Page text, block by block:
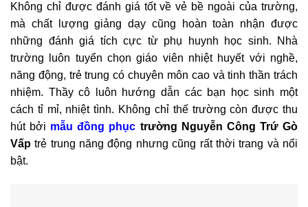
Không chỉ được đánh giá tốt về vẻ bề ngoài của trường,
mà chất lượng giảng dạy cũng hoàn toàn nhận được
những đánh giá tích cực từ phụ huynh học sinh. Nhà
trường luôn tuyển chọn giáo viên nhiệt huyết với nghề,
năng động, trẻ trung có chuyên môn cao và tinh thần trách
nhiệm. Thầy cô luôn hướng dẫn các bạn học sinh một
cách tỉ mỉ, nhiệt tình. Không chỉ thế trường còn được thu
hút bởi mẫu đồng phục trường Nguyễn Công Trứ Gò
Vấp trẻ trung năng động nhưng cũng rất thời trang và nổi
bật.